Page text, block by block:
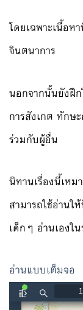
โดยเฉพาะเนื้อห
จินตนาการ
นอกจากนั้นยังฝึ
การสังเกต ทักษ
ร่วมกับผู้อื่น
นิทานเรื่องนี้เห
สามารถใช้อ่าน
เด็กๆ อ่านเองใ
อ่านแบบเต็มจอ